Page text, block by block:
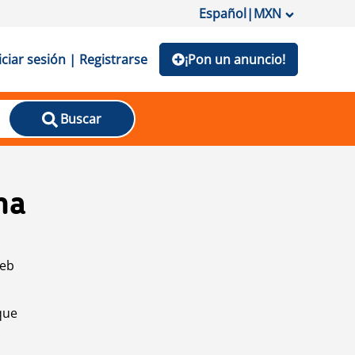
Español|MXN
sesión | Registrarse ¡Pon un anuncio!
Buscar